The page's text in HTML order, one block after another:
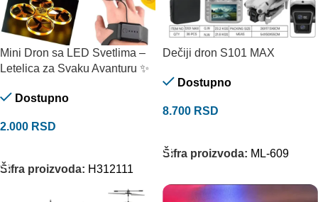
Mini Dron sa LED Svetlima –
Letelica za Svaku Avanturu ✨
Dostupno
2.000 RSD
Šifra proizvoda: H312111
Dečiji dron S101 MAX
Dostupno
8.700 RSD
Šifra proizvoda: ML-609